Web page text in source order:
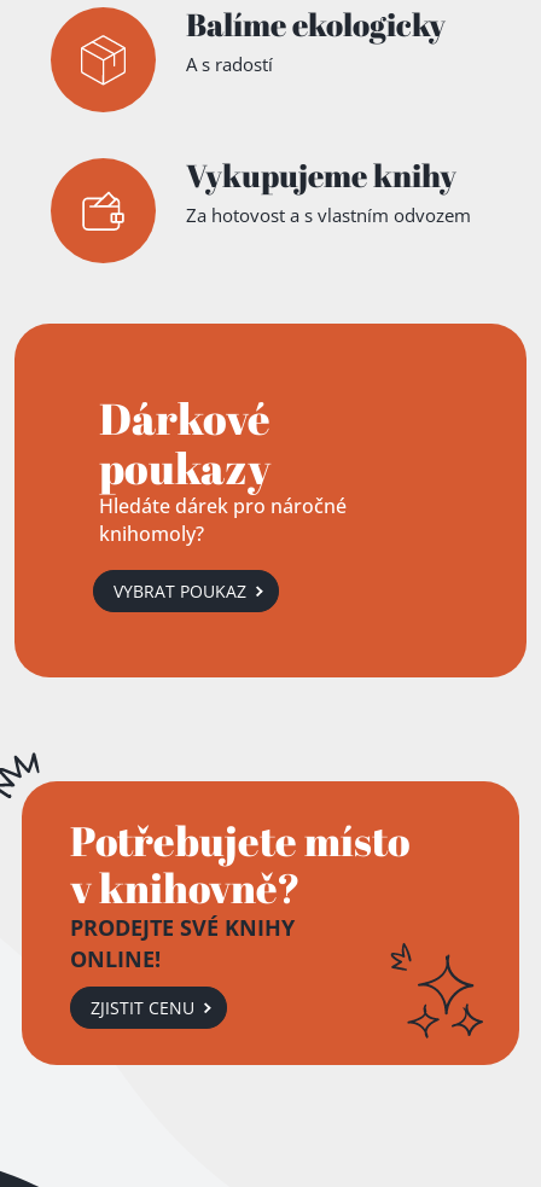
Balíme ekologicky
A s radostí
Vykupujeme knihy
Za hotovost a s vlastním odvozem
Dárkové
poukazy
Hledáte dárek pro náročné
knihomoly?
VYBRAT POUKAZ
Potřebujete místo
v knihovně?
PRODEJTE SVÉ KNIHY
ONLINE!
ZJISTIT CENU